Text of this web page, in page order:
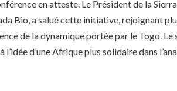
en atteste. Le Président de la
Bio, a salué cette initiative, rejoignant
de la dynamique portée par le Togo.
l’idée d’une Afrique plus solidaire dans